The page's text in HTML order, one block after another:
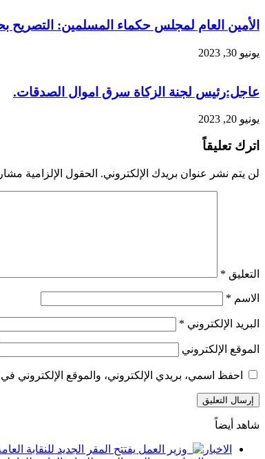
الأمين العام لمجلس حكماء المسلمين:
يونيو 30, 2023
عاجل:رئيس لجنة الزكاة سرق اموال الصدقات.
يونيو 20, 2023
اترك تعليقاً
لن يتم نشر عنوان بريدك الإلكتروني. الحقول الإلزامية مشار
التعليق *
الاسم *
البريد الإلكتروني *
الموقع الإلكتروني
احفظ اسمي، بريدي الإلكتروني، والموقع الإلكتروني
شاهد أيضاً
الاخبار